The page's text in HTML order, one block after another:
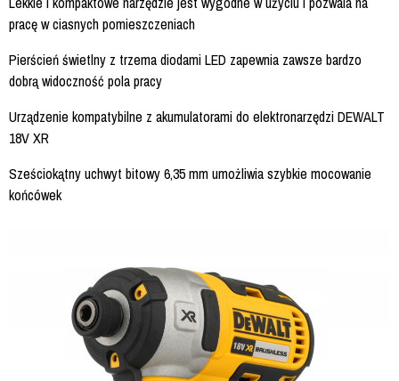
pracę w ciasnych pomieszczeniach
Pierścień świetlny z trzema diodami LED zapewnia zawsze bardzo
dobrą widoczność pola pracy
Urządzenie kompatybilne z akumulatorami do elektronarzędzi DEWALT
18V XR
Sześciokątny uchwyt bitowy 6,35 mm umożliwia szybkie mocowanie
końcówek